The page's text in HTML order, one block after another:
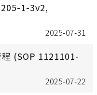
1-3v2,
2025-07-31
(SOP 1121101-
2025-07-22